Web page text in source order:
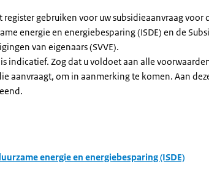
gebruiken voor uw subsidieaanvraag voor
energie en energiebesparing (ISDE) en de
van eigenaars (SVVE).
indicatief. Zog dat u voldoet aan alle
aanvraagt, om in aanmerking te komen. Aan
energie en energiebesparing (ISDE)